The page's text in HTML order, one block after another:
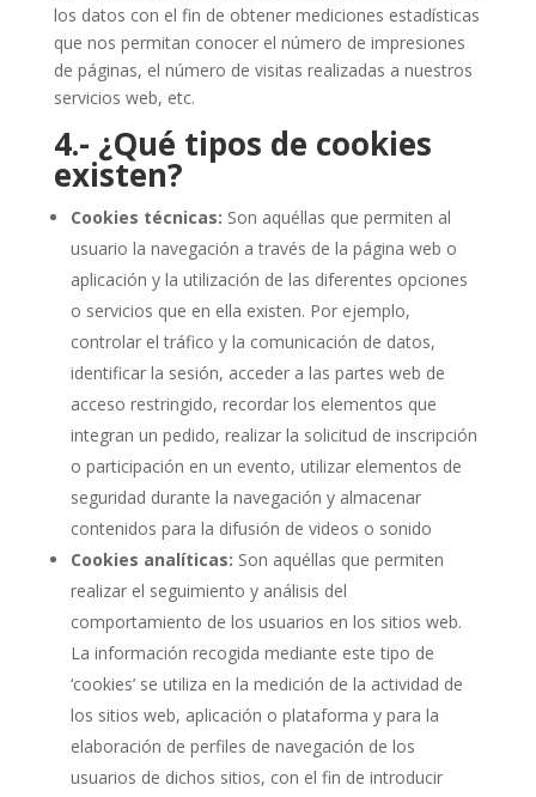
los datos con el fin de obtener mediciones estadísticas
que nos permitan conocer el número de impresiones
de páginas, el número de visitas realizadas a nuestros
servicios web, etc.
4.- ¿Qué tipos de cookies
existen?
Cookies técnicas: Son aquéllas que permiten al
usuario la navegación a través de la página web o
aplicación y la utilización de las diferentes opciones
o servicios que en ella existen. Por ejemplo,
controlar el tráfico y la comunicación de datos,
identificar la sesión, acceder a las partes web de
acceso restringido, recordar los elementos que
integran un pedido, realizar la solicitud de inscripción
o participación en un evento, utilizar elementos de
seguridad durante la navegación y almacenar
contenidos para la difusión de videos o sonido
Cookies analíticas: Son aquéllas que permiten
realizar el seguimiento y análisis del
comportamiento de los usuarios en los sitios web.
La información recogida mediante este tipo de
‘cookies’ se utiliza en la medición de la actividad de
los sitios web, aplicación o plataforma y para la
elaboración de perfiles de navegación de los
usuarios de dichos sitios, con el fin de introducir